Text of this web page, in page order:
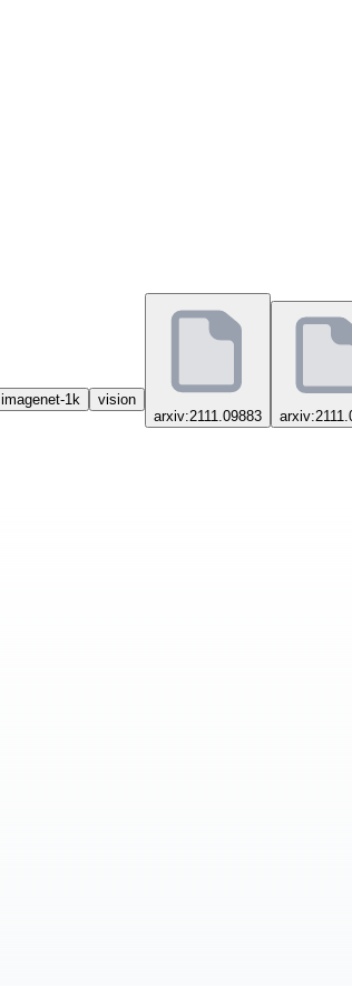
imagenet-1k
vision
arxiv:2111.09883